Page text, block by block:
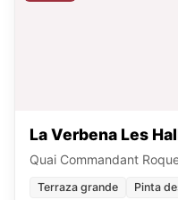
La Verbena Les
Quai Commandant
Terraza grande Pinta